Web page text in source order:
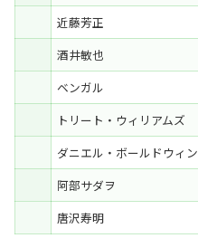
近藤芳正
酒井敏也
ベンガル
トリート・ウィリアムズ
ダニエル・ボールドウィン
阿部サダヲ
唐沢寿明